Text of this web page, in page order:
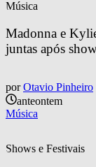
Música
Madonna e
juntas após
por Otavio Pinheiro
anteontem
Música
Shows e Festivais